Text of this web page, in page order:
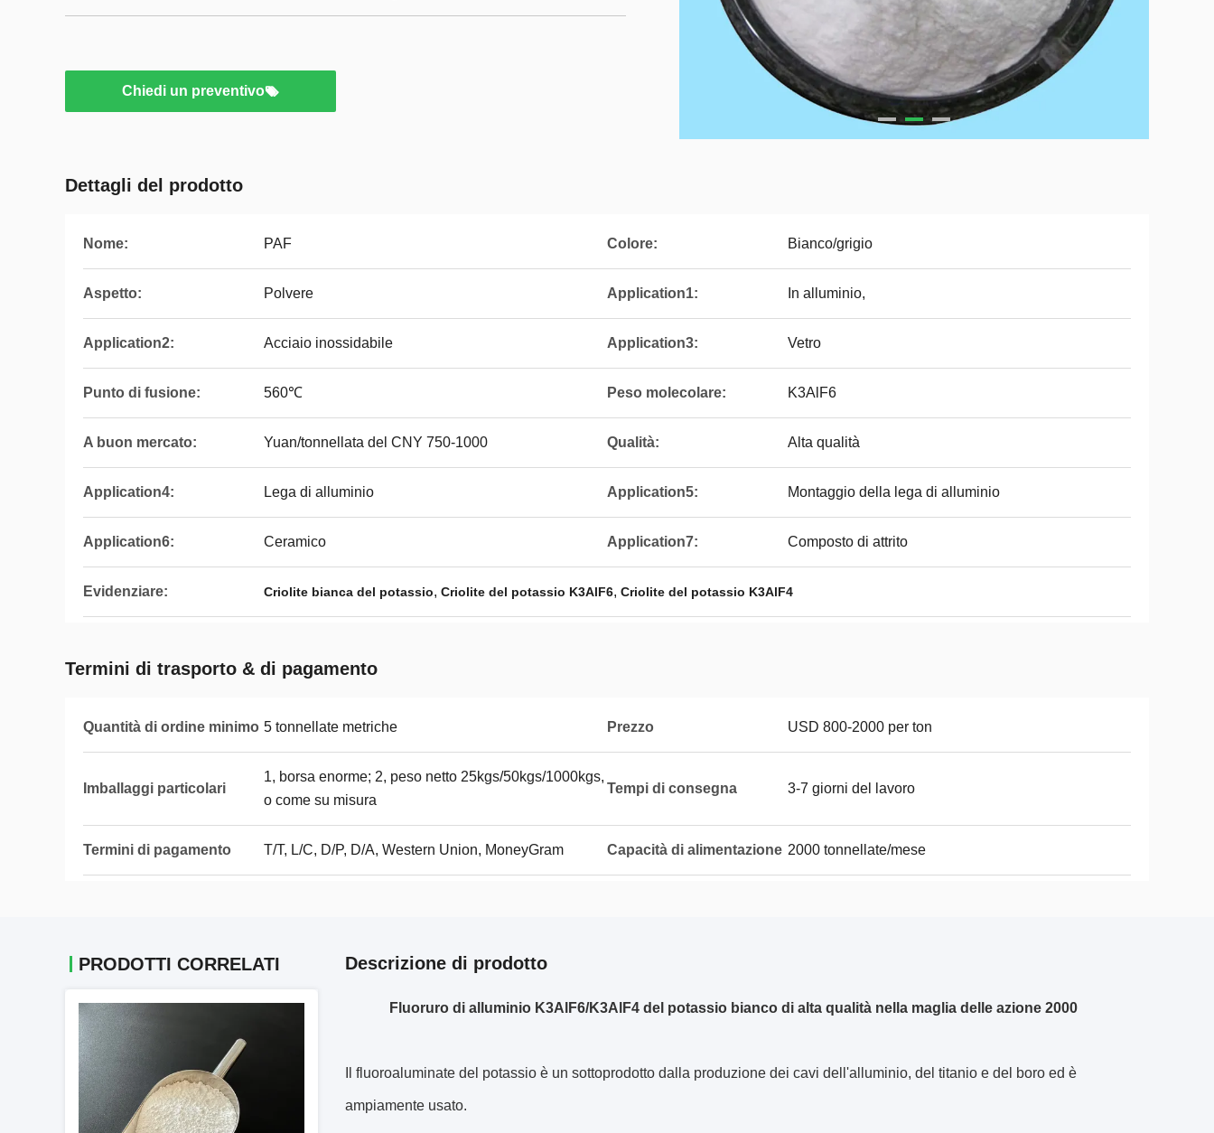
Chiedi un preventivo
Dettagli del prodotto
Nome: PAF Colore: Bianco/grigio
Aspetto: Polvere Application1: In alluminio,
Application2: Acciaio inossidabile Application3: Vetro
Punto di fusione: 560℃ Peso molecolare: K3AlF6
A buon mercato: Yuan/tonnellata del CNY 750-1000 Qualità: Alta qualità
Application4: Lega di alluminio Application5: Montaggio della lega di alluminio
Application6: Ceramico Application7: Composto di attrito
Evidenziare: Criolite bianca del potassio, Criolite del potassio K3AlF6, Criolite del potassio K3AlF4
Termini di trasporto & di pagamento
Quantità di ordine minimo 5 tonnellate metriche Prezzo USD 800-2000 per ton
Imballaggi particolari
1, borsa enorme; 2, peso netto 25kgs/50kgs/1000kgs,
o come su misura
Tempi di consegna 3-7 giorni del lavoro
Termini di pagamento T/T, L/C, D/P, D/A, Western Union, MoneyGram Capacità di alimentazione 2000 tonnellate/mese
PRODOTTI CORRELATI Descrizione di prodotto
Fluoruro di alluminio K3AlF6/K3AlF4 del potassio bianco di alta qualità nella maglia delle azione 2000
Il fluoroaluminate del potassio è un sottoprodotto dalla produzione dei cavi dell'alluminio, del titanio e del boro ed è
ampiamente usato.